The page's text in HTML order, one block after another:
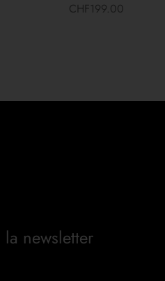
CHF199.00
newsletter